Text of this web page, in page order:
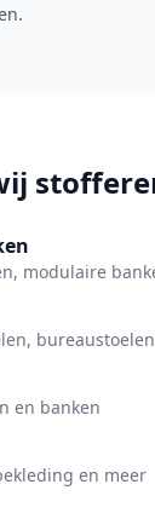
modulaire
bureaustoelen
en banken
en meer